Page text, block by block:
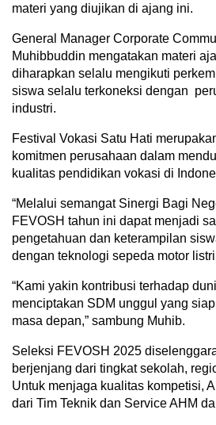
materi yang diujikan di ajang ini.
General Manager Corporate
Muhibbuddin mengatakan materi
diharapkan selalu mengikuti
siswa selalu terkoneksi dengan
industri.
Festival Vokasi Satu Hati
komitmen perusahaan dalam
kualitas pendidikan vokasi di
“Melalui semangat Sinergi Bagi
FEVOSH tahun ini dapat menjadi
pengetahuan dan keterampilan
dengan teknologi sepeda motor
“Kami yakin kontribusi terhadap
menciptakan SDM unggul yang
masa depan,” sambung Muhib.
Seleksi FEVOSH 2025
berjenjang dari tingkat sekolah,
Untuk menjaga kualitas kompetisi,
dari Tim Teknik dan Service AHM